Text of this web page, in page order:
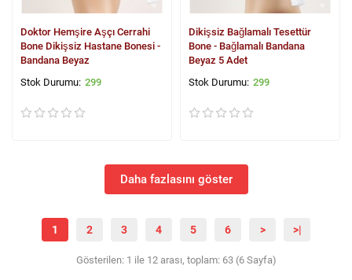
Doktor Hemşire Aşçı Cerrahi
Bone Dikişsiz Hastane Bonesi -
Bandana Beyaz
299
Dikişsiz Bağlamalı Tesettür
Bone - Bağlamalı Bandana
Beyaz 5 Adet
299
Daha fazlasını göster
1 2 3 4 5 6 > >|
Gösterilen: 1 ile 12 arası, toplam: 63 (6 Sayfa)